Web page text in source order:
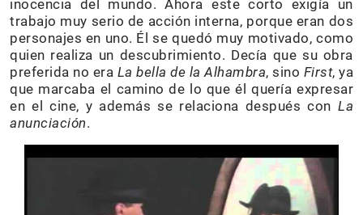
inocencia del mundo. Ahora este corto exigía un
trabajo muy serio de acción interna, porque eran dos
personajes en uno. Él se quedó muy motivado, como
quien realiza un descubrimiento. Decía que su obra
preferida no era La bella de la Alhambra, sino First, ya
que marcaba el camino de lo que él quería expresar
en el cine, y además se relaciona después con La
anunciación.